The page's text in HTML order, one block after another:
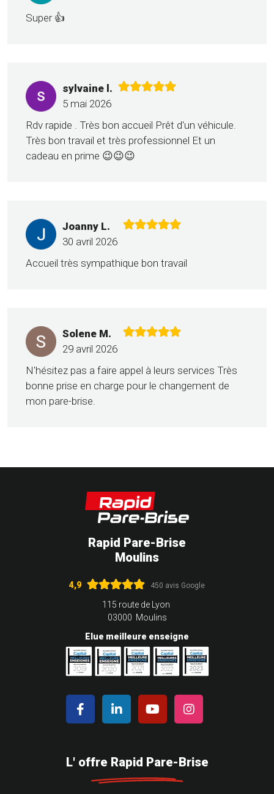
Super 👍
sylvaine l.
5 mai 2026
Rdv rapide . Très bon accueil Prêt d'un véhicule.
Très bon travail et très professionnel Et un
cadeau en prime 😉😉😉
Joanny L.
30 avril 2026
Accueil très sympathique bon travail
Solene M.
29 avril 2026
N'hésitez pas a faire appel à leurs services Très
bonne prise en charge pour le changement de
mon pare-brise.
Rapid Pare-Brise
Moulins
4,9 450 avis Google
115 route de Lyon
03000 Moulins
Elue meilleure enseigne
L' offre Rapid Pare-Brise